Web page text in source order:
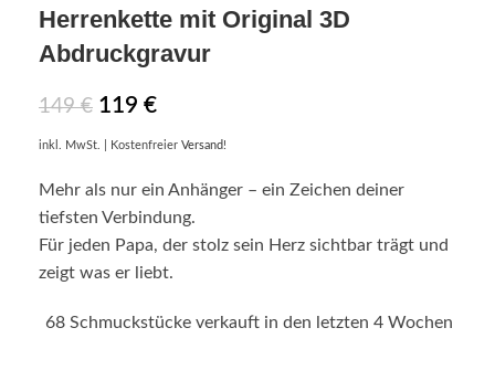
Herrenkette mit Original 3D
Abdruckgravur
149€ 119 €
inkl. MwSt. | Kostenfreier Versand!
Mehr als nur ein Anhänger – ein Zeichen deiner
tiefsten Verbindung.
Für jeden Papa, der stolz sein Herz sichtbar trägt und
zeigt was er liebt.
68 Schmuckstücke verkauft in den letzten 4 Wochen